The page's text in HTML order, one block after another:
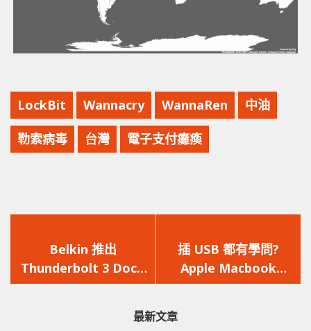
LockBit Wannacry WannaRen 中油
勒索病毒 台灣 電子支付癱瘓
一
篇
文
Belkin 推出
Thunderbolt 3 Dock
Pro 同時支援 Mac 及
一
篇
文
插 USB 都有學問?
Apple Macbook
Type-C 設備插同一邊
最新文章